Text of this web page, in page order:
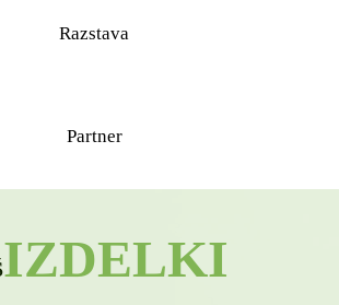
Razstava
Partner
IZDELKI